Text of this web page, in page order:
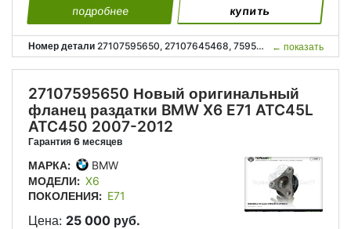
подробнее купить
Номер детали 27107595650, 27107645468, 7595650, 7645468, 27 10 7 595 650, 27 10 7 645 468; ← показать
27107595650 Новый оригинальный
фланец раздатки BMW X6 E71 ATC45L
ATC450 2007-2012
Гарантия 6 месяцев
МАРКА:
BMW
МОДЕЛИ: X6
ПОКОЛЕНИЯ: E71
Цена: 25 000 руб.